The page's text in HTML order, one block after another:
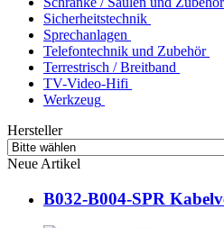
Sicherheitstechnik
Sprechanlagen
Telefontechnik und Zubehör
Terrestrisch / Breitband
TV-Video-Hifi
Werkzeug
Hersteller
Neue Artikel
B032-B004-SPR